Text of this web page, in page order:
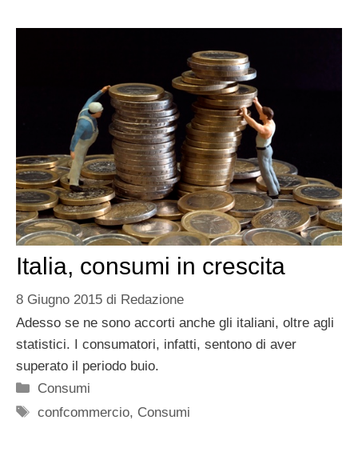
Italia, consumi in crescita
8 Giugno 2015 di Redazione
Adesso se ne sono accorti anche gli italiani, oltre agli
statistici. I consumatori, infatti, sentono di aver
superato il periodo buio.
Categorie
Consumi
Tag
confcommercio, Consumi